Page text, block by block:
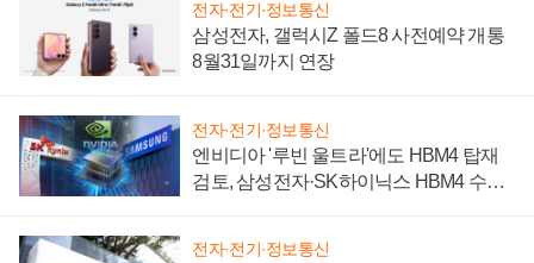
전자·전기·정보통신
삼성전자, 갤럭시Z 폴드8 사전예약 개통
8월31일까지 연장
전자·전기·정보통신
엔비디아 '루빈 울트라'에도 HBM4 탑재
검토, 삼성전자·SK하이닉스 HBM4 수율
전자·전기·정보통신